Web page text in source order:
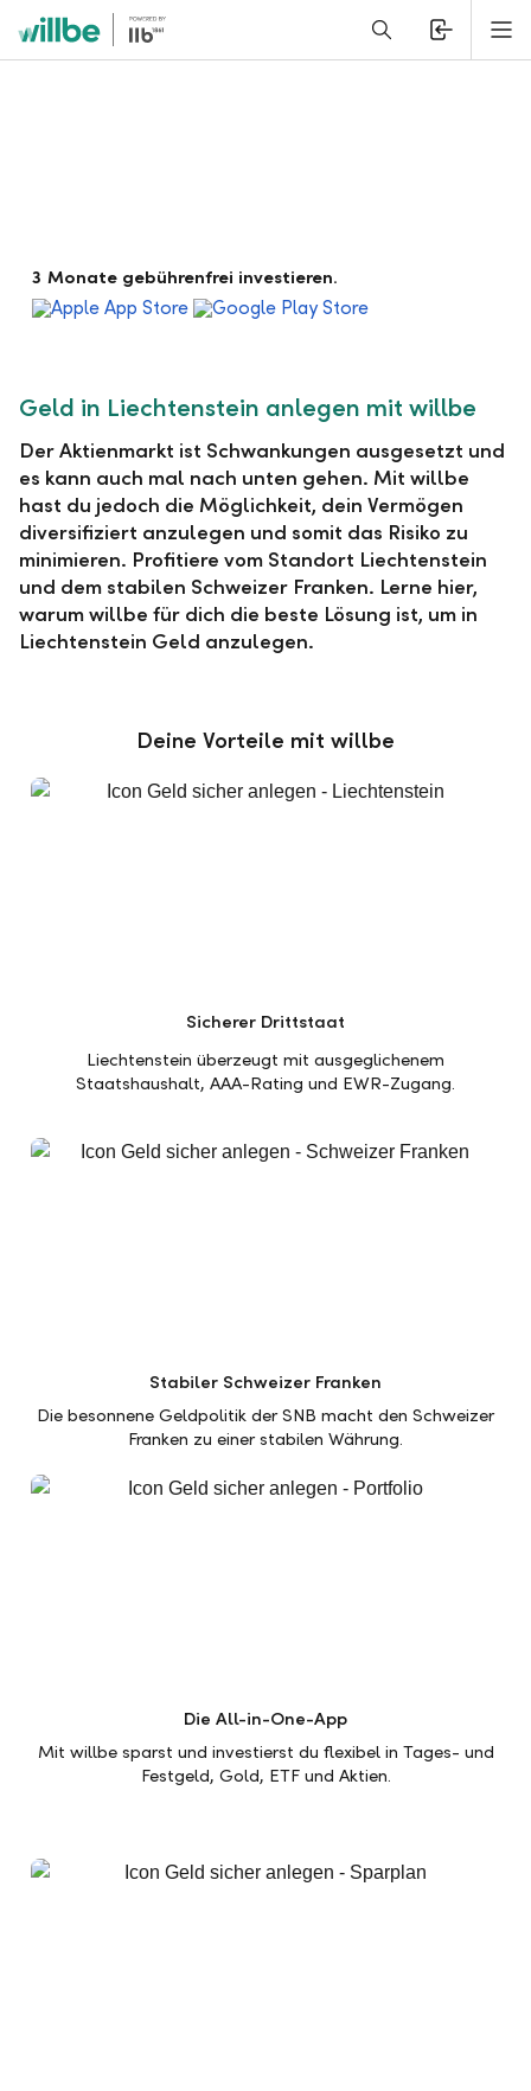
Alerts.Headline
Geld in Liechtenstein anlegen und Risiko
minimieren
3 Monate gebührenfrei investieren.
Geld in Liechtenstein anlegen mit willbe
Der Aktienmarkt ist Schwankungen ausgesetzt und
es kann auch mal nach unten gehen. Mit willbe
hast du jedoch die Möglichkeit, dein Vermögen
diversifiziert anzulegen und somit das Risiko zu
minimieren. Profitiere vom Standort Liechtenstein
und dem stabilen Schweizer Franken. Lerne hier,
warum willbe für dich die beste Lösung ist, um in
Liechtenstein Geld anzulegen.
Deine Vorteile mit willbe
Sicherer Drittstaat
Liechtenstein überzeugt mit ausgeglichenem
Staatshaushalt, AAA-Rating und EWR-Zugang.
Stabiler Schweizer Franken
Die besonnene Geldpolitik der SNB macht den Schweizer
Franken zu einer stabilen Währung.
Die All-in-One-App
Mit willbe sparst und investierst du flexibel in Tages- und
Festgeld, Gold, ETF und Aktien.